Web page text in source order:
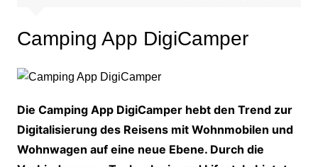
Camping App DigiCamper
Die Camping App DigiCamper hebt den Trend zur
Digitalisierung des Reisens mit Wohnmobilen und
Wohnwagen auf eine neue Ebene. Durch die